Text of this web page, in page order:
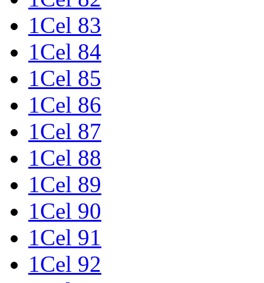
1Cel 83
1Cel 84
1Cel 85
1Cel 86
1Cel 87
1Cel 88
1Cel 89
1Cel 90
1Cel 91
1Cel 92